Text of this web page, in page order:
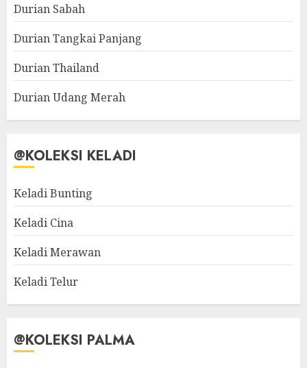
Durian Sabah
Durian Tangkai Panjang
Durian Thailand
Durian Udang Merah
@KOLEKSI KELADI
Keladi Bunting
Keladi Cina
Keladi Merawan
Keladi Telur
@KOLEKSI PALMA